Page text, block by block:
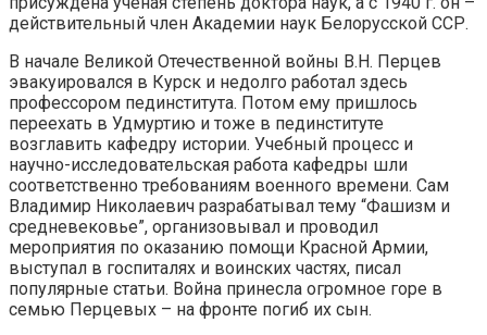
действительный член Академии наук Белорусской ССР.
В начале Великой Отечественной войны В.Н. Перцев
эвакуировался в Курск и недолго работал здесь
профессором пединститута. Потом ему пришлось
переехать в Удмуртию и тоже в пединституте
возглавить кафедру истории. Учебный процесс и
научно-исследовательская работа кафедры шли
соответственно требованиям военного времени. Сам
Владимир Николаевич разрабатывал тему “Фашизм и
средневековье”, организовывал и проводил
мероприятия по оказанию помощи Красной Армии,
выступал в госпиталях и воинских частях, писал
популярные статьи. Война принесла огромное горе в
семью Перцевых – на фронте погиб их сын.